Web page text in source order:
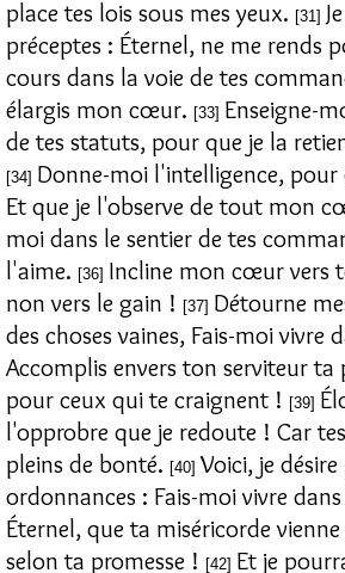
place tes lois sous mes yeux. [31]
préceptes : Éternel, ne me rends
cours dans la voie de tes
élargis mon cœur. [33] Enseigne-
de tes statuts, pour que je la
[34] Donne-moi l'intelligence, pour
Et que je l'observe de tout mon
moi dans le sentier de tes
l'aime. [36] Incline mon cœur vers
non vers le gain ! [37] Détourne
des choses vaines, Fais-moi vivre
Accomplis envers ton serviteur ta
pour ceux qui te craignent ! [39]
l'opprobre que je redoute ! Car
pleins de bonté. [40] Voici, je
ordonnances : Fais-moi vivre
Éternel, que ta miséricorde
selon ta promesse ! [42] Et je